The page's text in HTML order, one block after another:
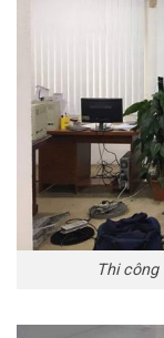
Thi công